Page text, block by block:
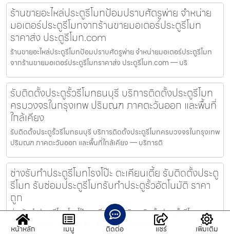
ร้านขายอะไหล่ประตูรีโมทป้อมปราบศัตรูพ่าย จำหน่าย
มอเตอร์ประตูรีโมทจากร้านขายมอเตอร์ประตูรีโมท
ราคาส่ง ประตูรีโมท.com
ร้านขายอะไหล่ประตูรีโมทป้อมปราบศัตรูพ่าย จำหน่ายมอเตอร์ประตูรีโมท
จากร้านขายมอเตอร์ประตูรีโมทราคาส่ง ประตูรีโมท.com — บริ
รับติดตั้งประตูรั้วรีโมทธนบุรี บริการติดตั้งประตูรีโมท
ครบวงจรในกรุงเทพ ปริมณฑ ภาคตะวันออก และพื้นที่
ใกล้เคียง
รับติดตั้งประตูรั้วรีโมทธนบุรี บริการติดตั้งประตูรีโมทครบวงจรในกรุงเทพ
ปริมณฑ ภาคตะวันออก และพื้นที่ใกล้เคียง — บริการติ
ช่างรับทำประตูรีโมทโรงโป๊ะ ตะเคียนเตี้ย รับติดตั้งประตู
รีโมท รับซ่อมประตูรีโมทรับทำประตูรั้วอัตโนมัติ ราคา
ถูก
ช่างรับทำประตูรีโมทโรงโป๊ะ ตะเคียนเตี้ย บริการติดตั้งประตูรั้วรีโมท
อัตโนมัติ ประตูบานเลื่อนรีโมท รับทำ และ รับซ่อมประตูร
หน้าหลัก เมนู ติดต่อ แชร์ เพิ่มเติม